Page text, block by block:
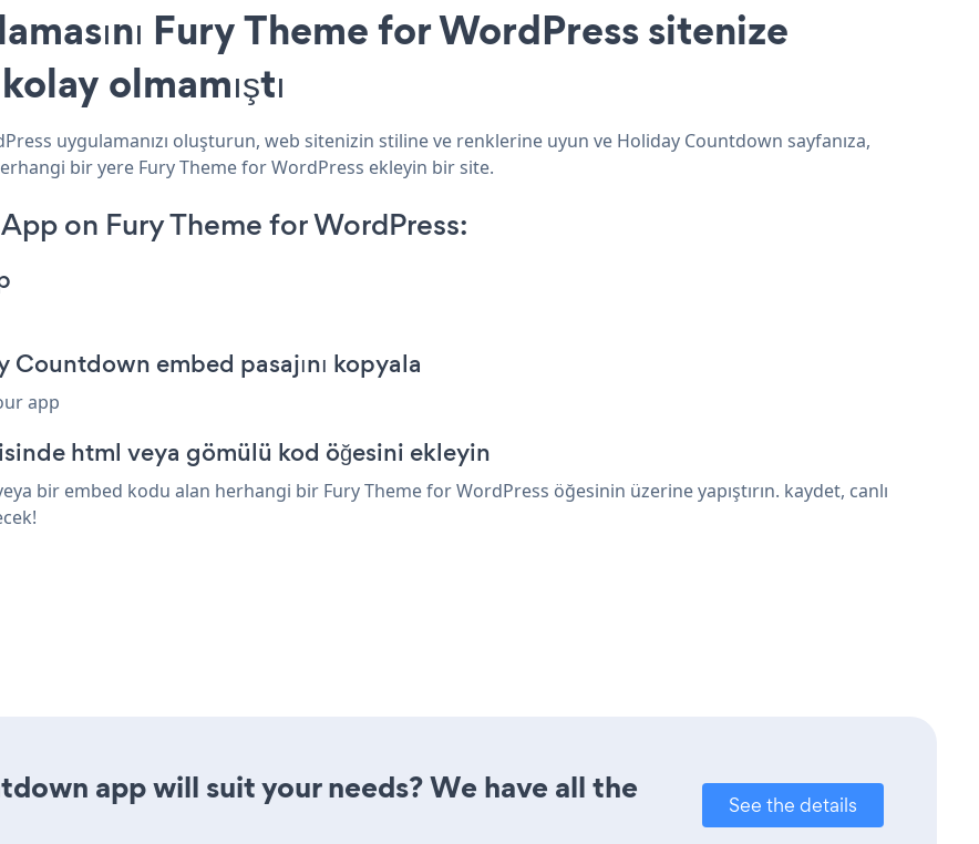
Fury Theme for WordPress sitenize
olmamıştı
uygulamanızı oluşturun, web sitenizin stiline ve renklerine uyun ve Holiday Countdown sayfanıza,
bir yere Fury Theme for WordPress ekleyin bir site.
on Fury Theme for WordPress:
embed pasajını kopyala
app
html veya gömülü kod öğesini ekleyin
bir embed kodu alan herhangi bir Fury Theme for WordPress öğesinin üzerine yapıştırın. kaydet, canlı
app will suit your needs? We have all the
See the details